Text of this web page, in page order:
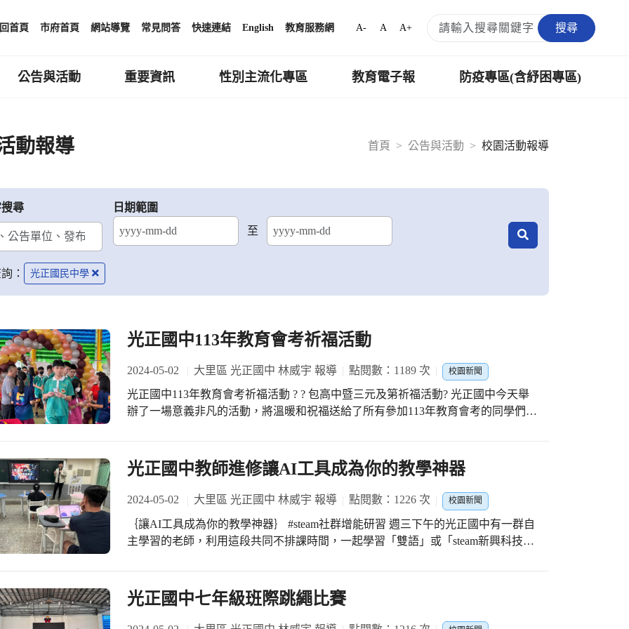
回首頁 市府首頁 網站導覽 常見問答 快速連結 English 教育服務網 A- A A+ 搜尋
公告與活動 重要資訊 性別主流化專區 教育電子報 防疫專區(含紓困專區)
首頁 公告與活動 校園活動報導
動報導
尋
日期範圍
至
結束日期
： 光正國民中學
光正國中113年教育會考祈福活動
2024-05-02 大里區 光正國中 林威宇 報導 點閱數：1189 次 校園新聞
光正國中113年教育會考祈福活動 ? ? 包高中暨三元及第祈福活動? 光正國中今天舉
辦了一場意義非凡的活動，將溫暖和祝福送給了所有參加113年教育會考的同學們。
和未來前程的時刻。在致贈儀式上，我們以包子、蛋糕和粽子為代表，送上對所有
考生金榜題名的美好祝福。這些食物不僅代表著我們對同學們的祝福，更象徵著他
們在未來將收獲的喜悅和成就。每一份祝福都如同這些美味的點心一般，充滿著甜
蜜和溫暖，這背後的一且都來自光正國中優質家長會的贊助，讓每一位孩子可以獲
得滿滿的力量。 除了包高中致贈儀式，我們也精心準備了光正國中致贈給學生的三
元及第好禮。這些禮物包含著我們對同學們學業成功的祝福，也承載著對他們未來
神明的庇佑和保佑，讓孩子們上考場可以心境穩定；而必勝御守則是由蔡佩勤主任
光正國中教師進修讓AI工具成為你的教學神器
2024-05-02 大里區 光正國中 林威宇 報導 點閱數：1226 次 校園新聞
｛讓AI工具成為你的教學神器｝ #steam社群增能研習 週三下午的光正國中有一群自
主學習的老師，利用這段共同不排課時間，一起學習「雙語」或「steam新興科技」
、Gemini 、claude 、Copilot ，除了理論講解外，也讓老師們實作，並進行教學設
計，滿滿兩個小時課程含金量滿滿啊！未來又可以創造出更有趣、更實用的課程，
讓孩子們可以吸收新知，光正的老師們很用心，孩子們很幸福。
光正國中七年級班際跳繩比賽